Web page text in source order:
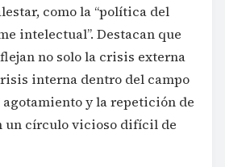
como la “política del
intelectual”. Destacan que
no solo la crisis externa
interna dentro del campo
y la repetición de
un círculo vicioso difícil de